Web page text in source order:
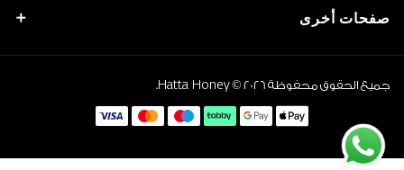
صفحات أخرى
جميع الحقوق محفوظة Hatta Honey© 2026.